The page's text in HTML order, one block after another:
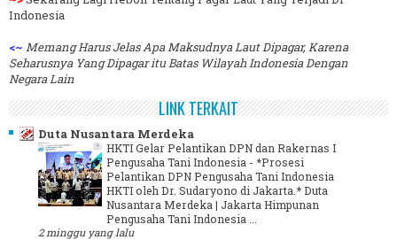
Indonesia
<~ Memang Harus Jelas Apa Maksudnya Laut Dipagar, Karena
Seharusnya Yang Dipagar itu Batas Wilayah Indonesia Dengan
Negara Lain
LINK TERKAIT
Duta Nusantara Merdeka
HKTI Gelar Pelantikan DPN dan Rakernas I
Pengusaha Tani Indonesia - *Prosesi
Pelantikan DPN Pengusaha Tani Indonesia
HKTI oleh Dr. Sudaryono di Jakarta.* Duta
Nusantara Merdeka | Jakarta Himpunan
Pengusaha Tani Indonesia ...
2 minggu yang lalu